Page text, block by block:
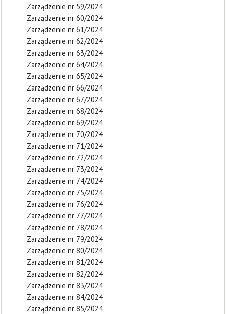
Zarządzenie nr 59/2024
Zarządzenie nr 60/2024
Zarządzenie nr 61/2024
Zarządzenie nr 62/2024
Zarządzenie nr 63/2024
Zarządzenie nr 64/2024
Zarządzenie nr 65/2024
Zarządzenie nr 66/2024
Zarządzenie nr 67/2024
Zarządzenie nr 68/2024
Zarządzenie nr 69/2024
Zarządzenie nr 70/2024
Zarządzenie nr 71/2024
Zarządzenie nr 72/2024
Zarządzenie nr 73/2024
Zarządzenie nr 74/2024
Zarządzenie nr 75/2024
Zarządzenie nr 76/2024
Zarządzenie nr 77/2024
Zarządzenie nr 78/2024
Zarządzenie nr 79/2024
Zarządzenie nr 80/2024
Zarządzenie nr 81/2024
Zarządzenie nr 82/2024
Zarządzenie nr 83/2024
Zarządzenie nr 84/2024
Zarządzenie nr 85/2024